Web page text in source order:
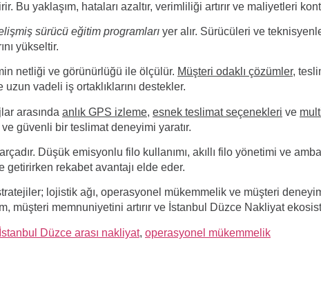
Bu yaklaşım, hataları azaltır, verimliliği artırır ve maliyetleri
sürücü eğitim programları yer alır. Sürücüleri ve
yükseltir.
netliği ve görünürlüğü ile ölçülür. Müşteri odaklı çözümler,
vadeli iş ortaklıklarını destekler.
arasında anlık GPS izleme, esnek teslimat seçenekleri ve
güvenli bir teslimat deneyimi yaratır.
Düşük emisyonlu filo kullanımı, akıllı filo yönetimi ve
getirirken rekabet avantajı elde eder.
lojistik ağı, operasyonel mükemmelik ve müşteri
müşteri memnuniyetini artırır ve İstanbul Düzce Nakliyat
İstanbul Düzce arası nakliyat, operasyonel mükemmelik